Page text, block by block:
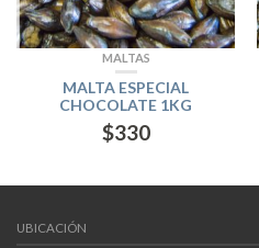
MALTAS
MALTA ESPECIAL
CHOCOLATE 1KG
$330
UBICACIÓN